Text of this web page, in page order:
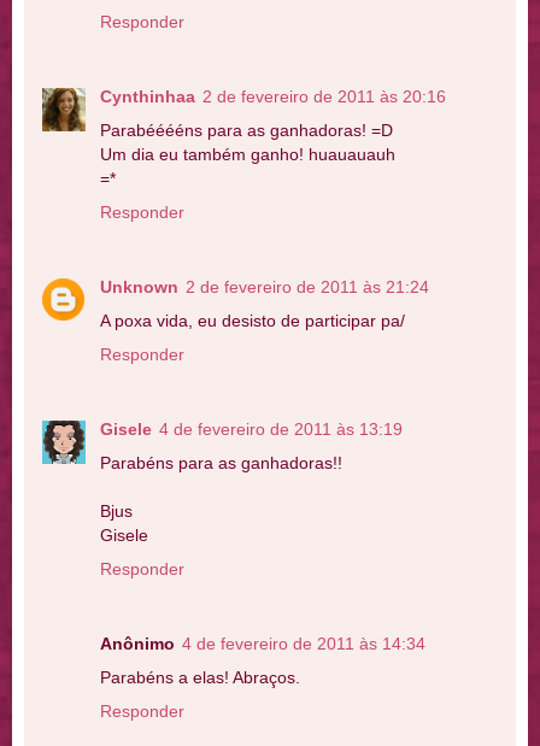
Responder
Cynthinhaa 2 de fevereiro de 2011 às 20:16
Parabééééns para as ganhadoras! =D
Um dia eu também ganho! huauauauh
=*
Responder
Unknown 2 de fevereiro de 2011 às 21:24
A poxa vida, eu desisto de participar pa/
Responder
Gisele 4 de fevereiro de 2011 às 13:19
Parabéns para as ganhadoras!!
Bjus
Gisele
Responder
Anônimo 4 de fevereiro de 2011 às 14:34
Parabéns a elas! Abraços.
Responder